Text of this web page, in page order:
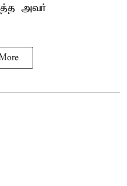
அவர்